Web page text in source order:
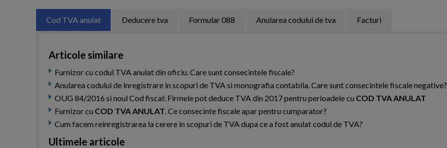
Cod TVA anulat Deducere tva Formular 088 Anularea codului de tva Facturi
Articole similare
Furnizor cu codul TVA anulat din oficiu. Care sunt consecintele fiscale?
Anularea codului de inregistrare in scopuri de TVA si monografia contabila. Care sunt consecintele fiscale negative?
OUG 84/2016 si noul Cod fiscal: Firmele pot deduce TVA din 2017 pentru perioadele cu COD TVA ANULAT
Furnizor cu COD TVA ANULAT. Ce consecinte fiscale apar pentru cumparator?
Cum facem reinregistrarea la cerere in scopuri de TVA dupa ce a fost anulat codul de TVA?
Ultimele articole